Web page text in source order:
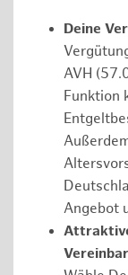
Deine
AVH
Funktion
Angebot